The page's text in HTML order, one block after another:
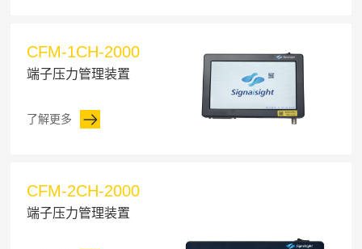
CFM-1CH-2000
端子压力管理装置
了解更多
CFM-2CH-2000
端子压力管理装置